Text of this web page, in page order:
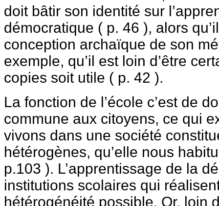
doit bâtir son identité sur
démocratique ( p. 46 ), alors
conception archaïque de son
exemple, qu’il est loin d’être
copies soit utile ( p. 42 ).
La fonction de l’école c’est de
commune aux citoyens, ce qui
vivons dans une société
hétérogènes, qu’elle nous
p.103 ). L’apprentissage de la
institutions scolaires qui
hétérogénéité possible. Or, loin